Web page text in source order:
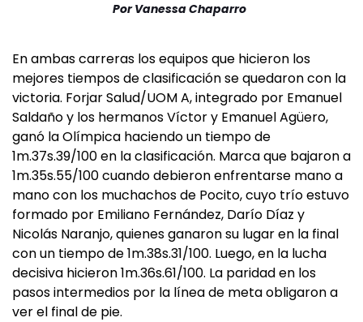
Por Vanessa Chaparro
En ambas carreras los equipos que hicieron los
mejores tiempos de clasificación se quedaron con la
victoria. Forjar Salud/UOM A, integrado por Emanuel
Saldaño y los hermanos Víctor y Emanuel Agüero,
ganó la Olímpica haciendo un tiempo de
1m.37s.39/100 en la clasificación. Marca que bajaron a
1m.35s.55/100 cuando debieron enfrentarse mano a
mano con los muchachos de Pocito, cuyo trío estuvo
formado por Emiliano Fernández, Darío Díaz y
Nicolás Naranjo, quienes ganaron su lugar en la final
con un tiempo de 1m.38s.31/100. Luego, en la lucha
decisiva hicieron 1m.36s.61/100. La paridad en los
pasos intermedios por la línea de meta obligaron a
ver el final de pie.